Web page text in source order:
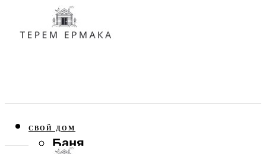
СВОЙ ДОМ
Баня